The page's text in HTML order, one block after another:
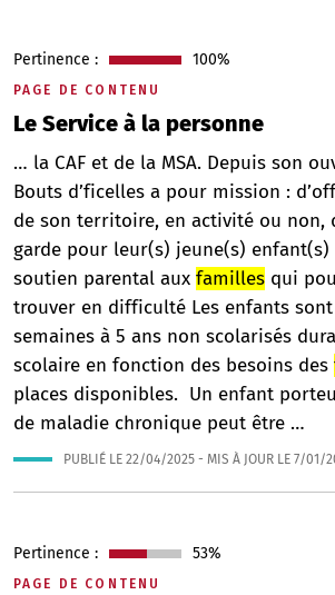
PAGE DE CONTENU
Le Service à la personne
Pertinence : 100%
… la CAF et de la MSA. Depuis son
Bouts d’ficelles a pour mission :
de son territoire, en activité ou non,
garde pour leur(s) jeune(s)
soutien parental aux familles qui
trouver en difficulté Les enfants
semaines à 5 ans non scolarisés
scolaire en fonction des besoins des
places disponibles. Un enfant
de maladie chronique peut être …
PUBLIÉ LE 22/04/2025 - MIS À JOUR LE 7/01/
PAGE DE CONTENU
Pertinence : 53%